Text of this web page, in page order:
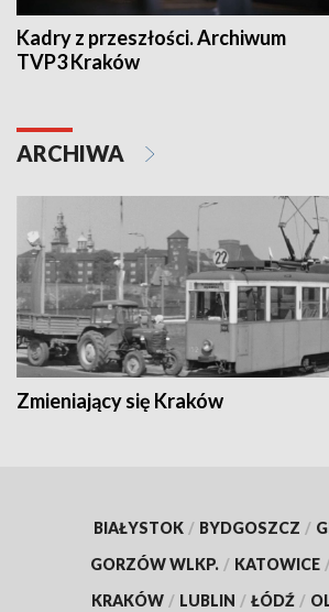
Kadry z przeszłości. Archiwum
TVP3 Kraków
ARCHIWA
Zmieniający się Kraków
BIAŁYSTOK / BYDGOSZCZ /
GORZÓW WLKP. / KATOWICE
KRAKÓW / LUBLIN / ŁÓDŹ /